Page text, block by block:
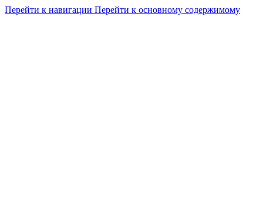
Перейти к навигации Перейти к основному содержимому